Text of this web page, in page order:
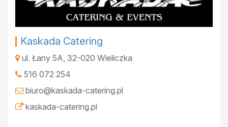
Kaskada Catering
ul. Łany 5A 32-020 Wieliczka
516 072 254
biuro@kaskada-catering.pl
kaskada-catering.pl